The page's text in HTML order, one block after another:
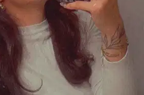
vous voyez quels autres animaux il a
vous réservez, nous vous indiquons
temps que d’autres, pour que vous
un bon match.
pour les chiens, en
et le réseau de pet sitters, en chiffres.